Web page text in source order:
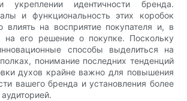
укреплении идентичности бренда.
и функциональность этих коробок
влиять на восприятие покупателя и, в
на его решение о покупке. Поскольку
способы выделиться на
понимание последних тенденций
духов крайне важно для повышения
вашего бренда и установления более